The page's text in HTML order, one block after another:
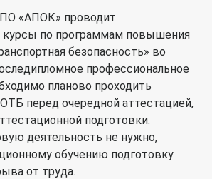
«АПОК» проводит
курсы по программам повышения
безопасность» во
профессиональное
планово проходить
перед очередной аттестацией,
подготовки.
деятельность не нужно,
обучению подготовку
от труда.